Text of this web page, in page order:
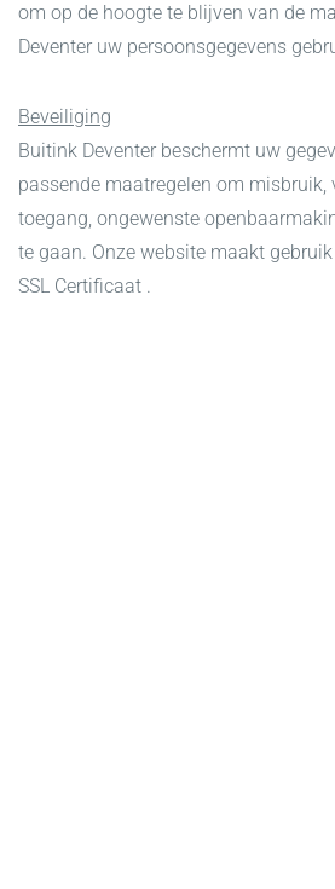
om op de hoogte te blijven van de
Deventer uw persoonsgegevens
Beveiliging
Buitink Deventer beschermt uw
passende maatregelen om misbruik,
toegang, ongewenste
te gaan. Onze website maakt
SSL Certificaat .